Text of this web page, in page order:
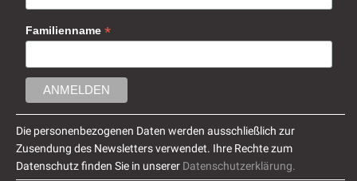
Familienname *
Die personenbezogenen Daten werden ausschließlich zur
Zusendung des Newsletters verwendet. Ihre Rechte zum
Datenschutz finden Sie in unserer Datenschutzerklärung.